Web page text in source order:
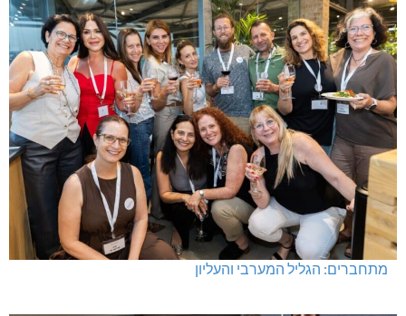
מתחברים: הגליל המערבי והעליון